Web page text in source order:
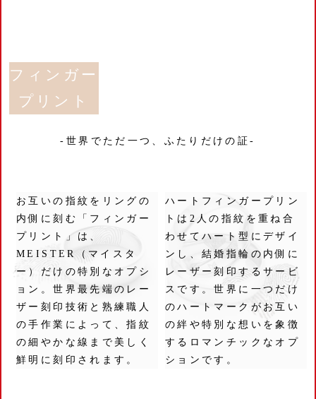
フィンガー
プリント
-世界でただ一つ、ふたりだけの証-
お互いの指紋をリングの
内側に刻む「フィンガー
プリント」は、
MEISTER（マイスタ
ー）だけの特別なオプシ
ョン。世界最先端のレー
ザー刻印技術と熟練職人
の手作業によって、指紋
の細やかな線まで美しく
鮮明に刻印されます。
ハートフィンガープリン
トは2人の指紋を重ね合
わせてハート型にデザイ
ンし、結婚指輪の内側に
レーザー刻印するサービ
スです。世界に一つだけ
のハートマークがお互い
の絆や特別な想いを象徴
するロマンチックなオプ
ションです。